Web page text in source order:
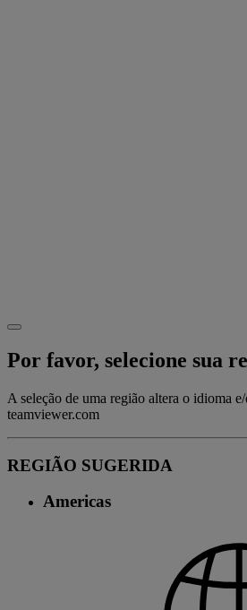
Por favor, selecione sua
A seleção de uma região altera o idioma
teamviewer.com
REGIÃO SUGERIDA
Americas